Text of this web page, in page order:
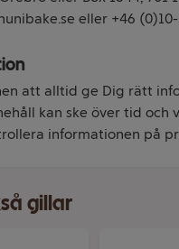
eller +46
att alltid ge Dig rätt
kan ske över tid
informationen på
gillar